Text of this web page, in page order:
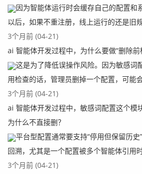
因为智能体运行时会缓存自己的配置和
以后，如果不重注册，线上运行的还是旧
3个月前 (04-21)
ai 智能体开发过程中，为什么要做“删除前
这是为了降低误操作风险。因为敏感词
用检查的话，管理员删掉一个配置，可能
3个月前 (04-21)
ai 智能体开发过程中，敏感词配置这个模
为什么不直接删？
平台型配置通常要支持“停用但保留历
回溯，尤其是一个配置被多个智能体引用时
3个月前 (04-21)